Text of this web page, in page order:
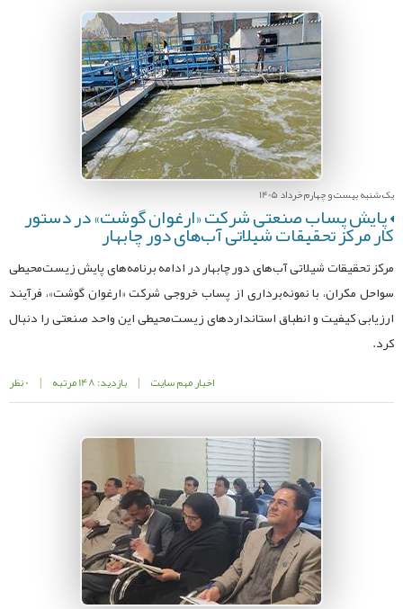
یک شنبه بیست و چهارم خرداد 1405
پایش پساب صنعتی شرکت «ارغوان گوشت» در دستور
کار مرکز تحقیقات شیلاتی آب‌های دور چابهار
مرکز تحقیقات شیلاتی آب‌های دور چابهار در ادامه برنامه‌های پایش زیست‌محیطی
سواحل مکران، با نمونه‌برداری از پساب خروجی شرکت «ارغوان گوشت»، فرآیند
ارزیابی کیفیت و انطباق استانداردهای زیست‌محیطی این واحد صنعتی را دنبال
کرد.
اخبار مهم سایت | بازدید: 148 مرتبه | 0 نظر